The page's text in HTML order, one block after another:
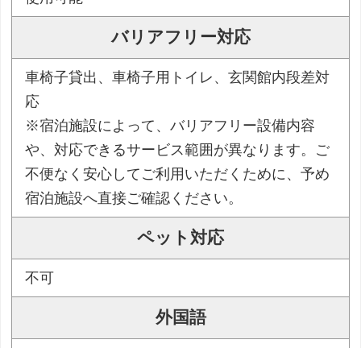
バリアフリー対応
車椅子貸出、車椅子用トイレ、玄関館内段差対
応
※宿泊施設によって、バリアフリー設備内容
や、対応できるサービス範囲が異なります。ご
不便なく安心してご利用いただくために、予め
宿泊施設へ直接ご確認ください。
ペット対応
不可
外国語